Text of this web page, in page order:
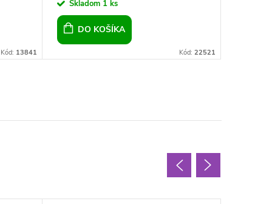
Kód: 13841
Skladom 1 ks
DO KOŠÍKA
Kód: 22521